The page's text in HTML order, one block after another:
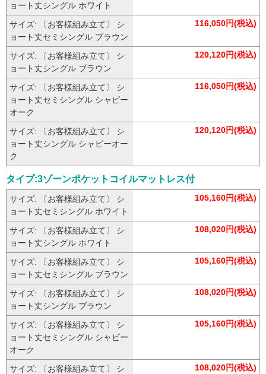
ョート丈シングル ホワイト
サイズ: 〔お客様組み立て〕 シ
ョート丈セミシングル ブラウン
116,050円(税込)
サイズ: 〔お客様組み立て〕 シ
ョート丈シングル ブラウン
120,120円(税込)
サイズ: 〔お客様組み立て〕 シ
ョート丈セミシングル シャビー
オーク
116,050円(税込)
サイズ: 〔お客様組み立て〕 シ
ョート丈シングル シャビーオー
ク
120,120円(税込)
タイプ:3ゾーンポケットコイルマットレス付
サイズ: 〔お客様組み立て〕 シ
ョート丈セミシングル ホワイト
105,160円(税込)
サイズ: 〔お客様組み立て〕 シ
ョート丈シングル ホワイト
108,020円(税込)
サイズ: 〔お客様組み立て〕 シ
ョート丈セミシングル ブラウン
105,160円(税込)
サイズ: 〔お客様組み立て〕 シ
ョート丈シングル ブラウン
108,020円(税込)
サイズ: 〔お客様組み立て〕 シ
ョート丈セミシングル シャビー
オーク
105,160円(税込)
サイズ: 〔お客様組み立て〕 シ
108,020円(税込)